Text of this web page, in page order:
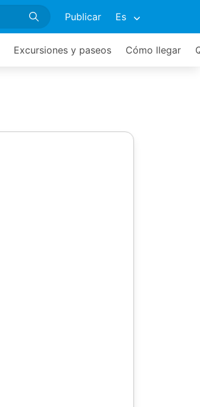
Publicar Es
Excursiones y paseos Cómo llegar